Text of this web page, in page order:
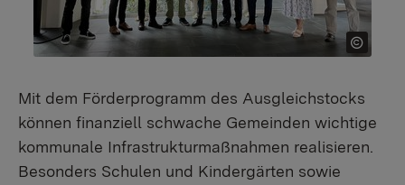
Mit dem Förderprogramm des Ausgleichstocks
können finanziell schwache Gemeinden wichtige
kommunale Infrastrukturmaßnahmen realisieren.
Besonders Schulen und Kindergärten sowie